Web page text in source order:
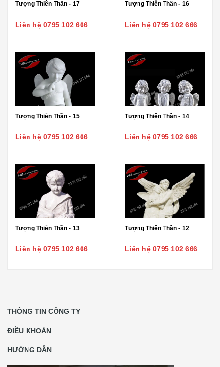
Tượng Thiên Thần - 17
Liên hệ 0795 102 666
Tượng Thiên Thần - 16
Liên hệ 0795 102 666
Tượng Thiên Thần - 15
Liên hệ 0795 102 666
Tượng Thiên Thần - 14
Liên hệ 0795 102 666
Tượng Thiên Thần - 13
Liên hệ 0795 102 666
Tượng Thiên Thần - 12
Liên hệ 0795 102 666
THÔNG TIN CÔNG TY
ĐIỀU KHOẢN
HƯỚNG DẪN